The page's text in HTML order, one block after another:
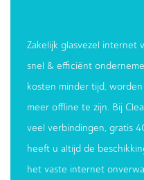
Zakelijk glasvezel internet
snel & efficiënt
kosten minder tijd,
meer offline te zijn. Bij
veel verbindingen, gratis
heeft u altijd de
het vaste internet